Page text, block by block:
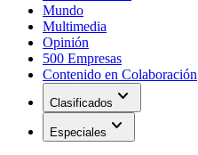
Mundo
Multimedia
Opinión
500 Empresas
Contenido en Colaboración
Clasificados expand_more
Especiales expand_more